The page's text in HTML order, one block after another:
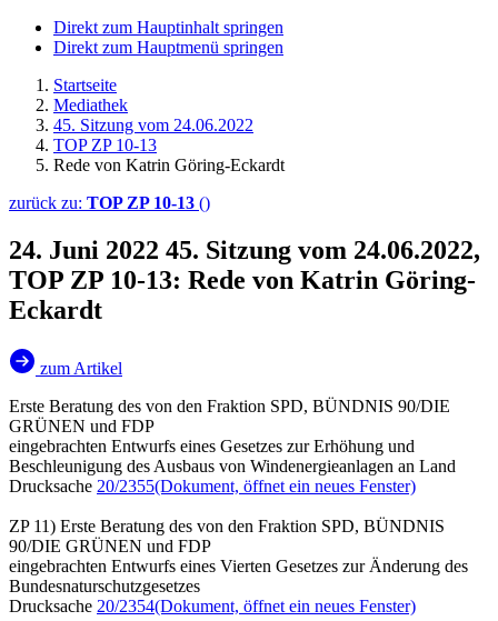
Direkt zum Hauptinhalt springen
Direkt zum Hauptmenü springen
Startseite
Mediathek
45. Sitzung vom 24.06.2022
TOP ZP 10-13
Rede von Katrin Göring-Eckardt
zurück zu: TOP ZP 10-13 ()
24. Juni 2022 45. Sitzung vom 24.06.2022,
TOP ZP 10-13: Rede von Katrin Göring-
Eckardt
zum Artikel
Erste Beratung des von den Fraktion SPD, BÜNDNIS 90/DIE
GRÜNEN und FDP
eingebrachten Entwurfs eines Gesetzes zur Erhöhung und
Beschleunigung des Ausbaus von Windenergieanlagen an Land
Drucksache 20/2355(Dokument, öffnet ein neues Fenster)
ZP 11) Erste Beratung des von den Fraktion SPD, BÜNDNIS
90/DIE GRÜNEN und FDP
eingebrachten Entwurfs eines Vierten Gesetzes zur Änderung des
Bundesnaturschutzgesetzes
Drucksache 20/2354(Dokument, öffnet ein neues Fenster)